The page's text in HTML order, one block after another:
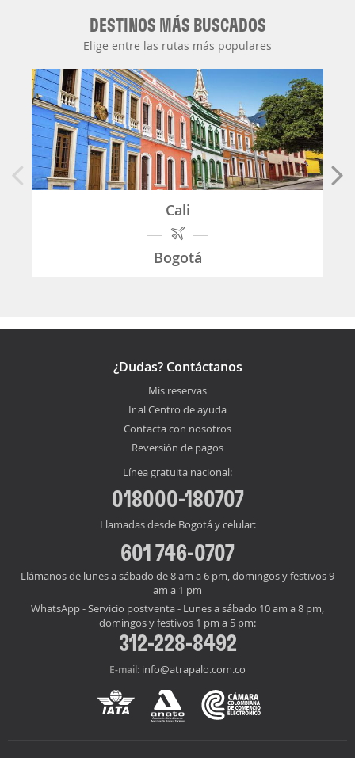
DESTINOS MÁS BUSCADOS
Elige entre las rutas más populares
Cali
Bogotá
¿Dudas? Contáctanos
Mis reservas
Ir al Centro de ayuda
Contacta con nosotros
Reversión de pagos
Línea gratuita nacional:
018000-180707
Llamadas desde Bogotá y celular:
601 746-0707
Llámanos de lunes a sábado de 8 am a 6 pm, domingos y festivos 9
am a 1 pm
WhatsApp - Servicio postventa - Lunes a sábado 10 am a 8 pm,
domingos y festivos 1 pm a 5 pm:
312-228-8492
E-mail: info@atrapalo.com.co